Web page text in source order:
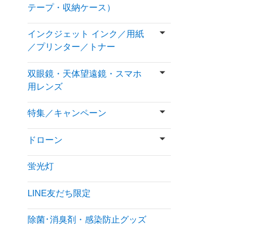
テープ・収納ケース）
インクジェット インク／用紙
／プリンター／トナー
双眼鏡・天体望遠鏡・スマホ
用レンズ
特集／キャンペーン
ドローン
蛍光灯
LINE友だち限定
除菌･消臭剤・感染防止グッズ